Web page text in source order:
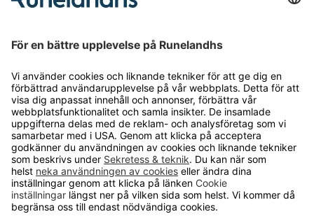
Lediga jobb
Kvalitets- och miljöpolicy
Läsvärt
TELEFON
0480-15940
E-POST